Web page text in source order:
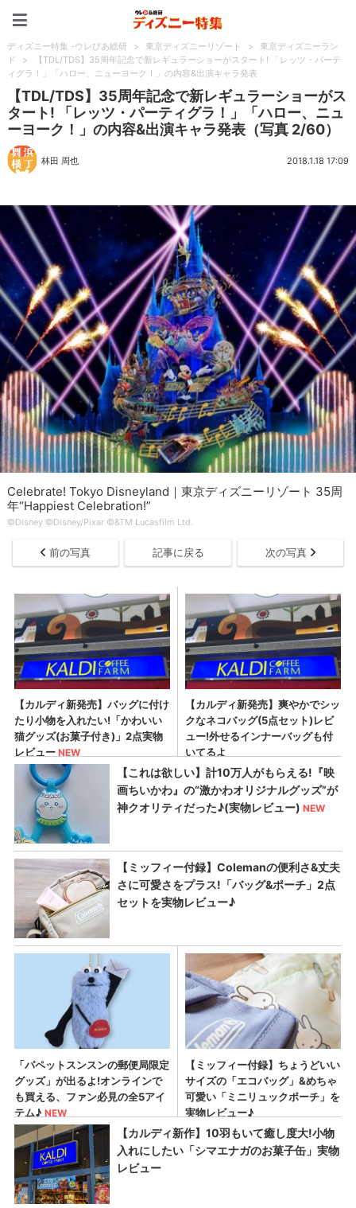
ディズニー特集 -ウレぴあ総研 > 東京ディズニーリゾート >
東京ディズニーラン
ド
>
【TDL/TDS】35周年記念で新レギュラーショーがスタート! 「レッツ・パーテ
ィグラ！」「ハロー、ニューヨーク！」の内容&出演キャラ発表
【TDL/TDS】35周年記念で新レギュラーショーがス
タート! 「レッツ・パーティグラ！」「ハロー、ニュ
ーヨーク！」の内容&出演キャラ発表（写真 2/60）
林田 周也 2018.1.18 17:09
Celebrate! Tokyo Disneyland｜東京ディズニーリゾート 35周
年“Happiest Celebration!”
©Disney ©Disney/Pixar ©&TM Lucasfilm Ltd.
前の写真 記事に戻る 次の写真